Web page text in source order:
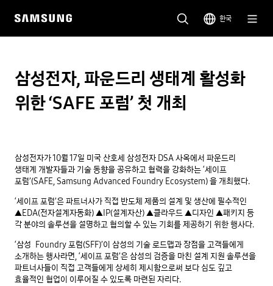
한국
삼성전자, 파운드리 생태계 활성화
위한 ‘SAFE 포럼’ 첫 개최
삼성전자가 10월 17일 미국 산호세 삼성전자 DSA 사옥에서 파운드리
생태계 개발자들과 기술 동향을 공유하고 협력을 강화하는 ‘세이프
포럼’(SAFE, Samsung Advanced Foundry Ecosystem) 을 개최했다.
‘세이프 포럼’은 파트너사가 직접 반도체 제품의 설계 및 생산에 필수적인
▲EDA(전자설계자동화) ▲IP(설계자산) ▲클라우드 ▲디자인 ▲패키지 등
각 분야의 솔루션을 설명하고 협의할 수 있는 기회를 제공하기 위한 행사다.
‘삼성 Foundry 포럼(SFF)’이 삼성의 기술 로드맵과 장점을 고객들에게
소개하는 행사라면, ‘세이프 포럼’은 삼성의 검증을 마친 설계 지원 솔루션을
파트너사들이 직접 고객들에게 상세히 제시함으로써 보다 심도 깊고
효율적인 협업이 이루어질 수 있도록 마련된 자리다.